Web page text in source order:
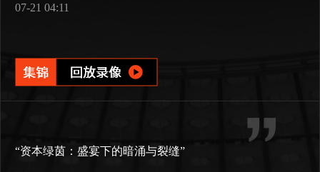
07-21 04:11
“资本绿茵：盛宴下的暗涌与裂缝”